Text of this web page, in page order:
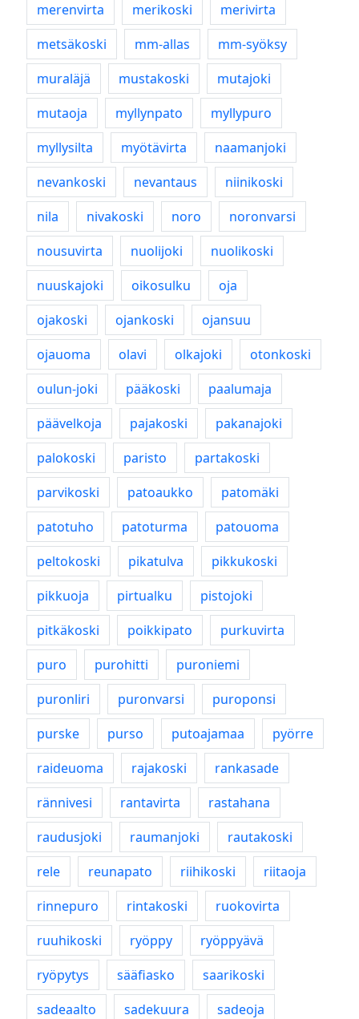
merenvirta
merikoski
merivirta
metsäkoski
mm-allas
mm-syöksy
muraläjä
mustakoski
mutajoki
mutaoja
myllynpato
myllypuro
myllysilta
myötävirta
naamanjoki
nevankoski
nevantaus
niinikoski
nila
nivakoski noro
noronvarsi
nousuvirta
nuolijoki
nuolikoski
nuuskajoki
oikosulku
oja
ojakoski
ojankoski
ojansuu
ojauoma
olavi olkajoki
otonkoski
oulun-joki
pääkoski
paalumaja
päävelkoja
pajakoski
pakanajoki
palokoski
paristo
partakoski
parvikoski
patoaukko
patomäki
patotuho
patoturma
patouoma
peltokoski
pikatulva
pikkukoski
pikkuoja
pirtualku
pistojoki
pitkäkoski
poikkipato
purkuvirta
puro
purohitti
puroniemi
puronliri
puronvarsi
puroponsi
purske
purso putoajamaa
pyörre
raideuoma
rajakoski
rankasade
rännivesi
rantavirta
rastahana
raudusjoki
raumanjoki
rautakoski
rele
reunapato riihikoski
riitaoja
rinnepuro
rintakoski
ruokovirta
ruuhikoski
ryöppy
ryöppyävä
ryöpytys
sääfiasko
saarikoski
sadeaalto
sadekuura sadeoja